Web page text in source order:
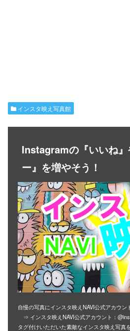
インスタ映え写真館
Instagramの『いいね
ー』を増やそう！
自慢の写真にインスタ映えNAVI公式アカウン
⇒ インスタ映えNAVI公式アカウント：
タグ付けいただいた素敵なインスタ映え写真